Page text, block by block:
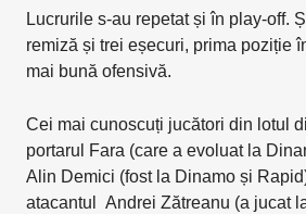
Lucrurile s-au repetat și în play-off.
remiză și trei eșecuri, prima poziție
mai bună ofensivă.
Cei mai cunoscuți jucători din lotul
portarul Fara (care a evoluat la
Alin Demici (fost la Dinamo și
atacantul Andrei Zătreanu (a jucat